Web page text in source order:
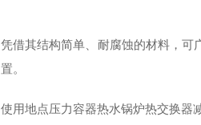
凭借其结构简单、耐腐蚀的材料，可
置。
使用地点压力容器热水锅炉热交换器